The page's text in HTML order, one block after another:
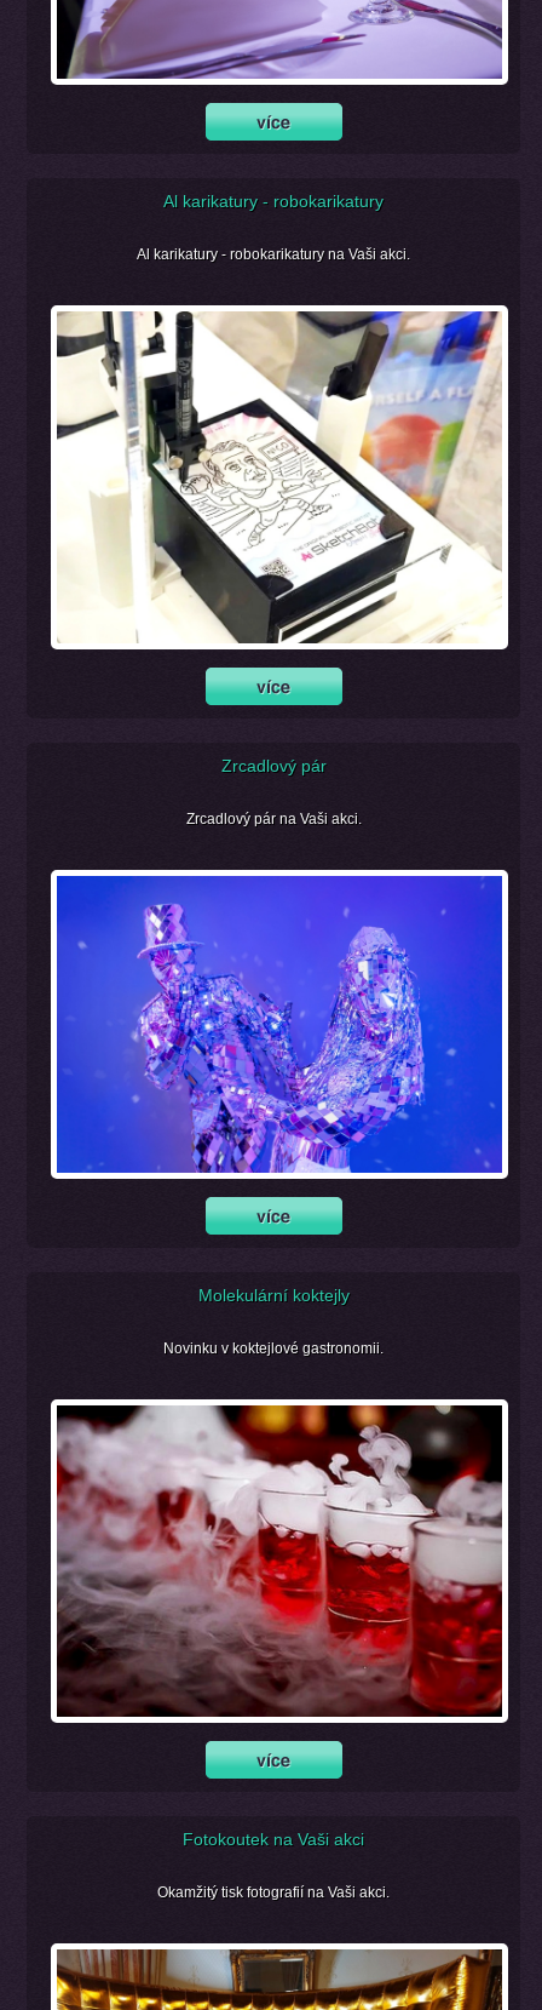
Al karikatury - robokarikatury
Al karikatury - robokarikatury na Vaši akci.
Zrcadlový pár
Zrcadlový pár na Vaši akci.
Molekulární koktejly
Novinku v koktejlové gastronomii.
Fotokoutek na Vaši akci
Okamžitý tisk fotografií na Vaši akci.